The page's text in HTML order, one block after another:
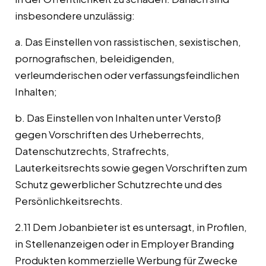
insbesondere unzulässig:
a. Das Einstellen von rassistischen, sexistischen,
pornografischen, beleidigenden,
verleumderischen oder verfassungsfeindlichen
Inhalten;
b. Das Einstellen von Inhalten unter Verstoß
gegen Vorschriften des Urheberrechts,
Datenschutzrechts, Strafrechts,
Lauterkeitsrechts sowie gegen Vorschriften zum
Schutz gewerblicher Schutzrechte und des
Persönlichkeitsrechts.
2.11 Dem Jobanbieter ist es untersagt, in Profilen,
in Stellenanzeigen oder in Employer Branding
Produkten kommerzielle Werbung für Zwecke